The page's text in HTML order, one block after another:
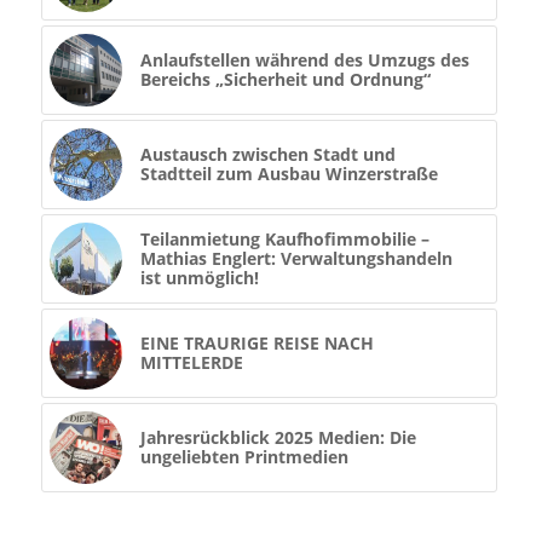
Anlaufstellen während des Umzugs des
Bereichs „Sicherheit und Ordnung“
Austausch zwischen Stadt und
Stadtteil zum Ausbau Winzerstraße
Teilanmietung Kaufhofimmobilie –
Mathias Englert: Verwaltungshandeln
ist unmöglich!
EINE TRAURIGE REISE NACH
MITTELERDE
Jahresrückblick 2025 Medien: Die
ungeliebten Printmedien